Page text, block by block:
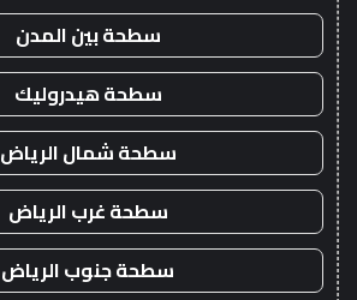
سطحة بين المدن
سطحة هيدروليك
سطحة شمال الرياض
سطحة غرب الرياض
سطحة جنوب الرياض